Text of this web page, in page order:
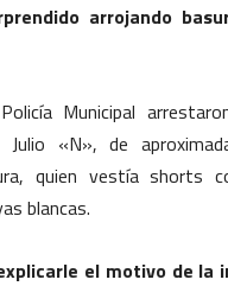
arrojando
Municipal
«N», de
quien vestía shorts
blancas.
el motivo de la